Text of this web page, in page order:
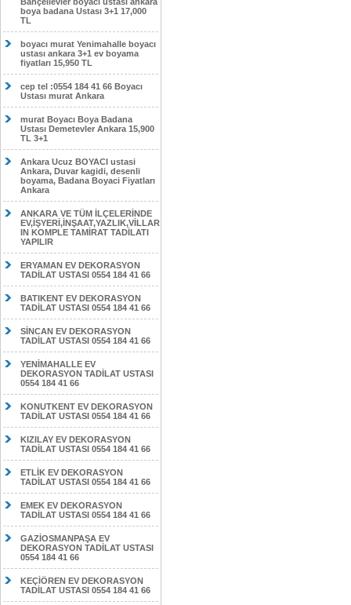
boya badana Ustası 3+1 17,000
TL
boyacı murat Yenimahalle boyacı
ustası ankara 3+1 ev boyama
fiyatları 15,950 TL
cep tel :0554 184 41 66 Boyacı
Ustası murat Ankara
murat Boyacı Boya Badana
Ustası Demetevler Ankara 15,900
TL 3+1
Ankara Ucuz BOYACI ustasi
Ankara, Duvar kagidi, desenli
boyama, Badana Boyaci Fiyatları
Ankara
ANKARA VE TÜM İLÇELERİNDE
EV,İŞYERİ,İNŞAAT,YAZLIK,VİLLAR
IN KOMPLE TAMİRAT TADİLATI
YAPILIR
ERYAMAN EV DEKORASYON
TADİLAT USTASI 0554 184 41 66
BATIKENT EV DEKORASYON
TADİLAT USTASI 0554 184 41 66
SİNCAN EV DEKORASYON
TADİLAT USTASI 0554 184 41 66
YENİMAHALLE EV
DEKORASYON TADİLAT USTASI
0554 184 41 66
KONUTKENT EV DEKORASYON
TADİLAT USTASI 0554 184 41 66
KIZILAY EV DEKORASYON
TADİLAT USTASI 0554 184 41 66
ETLİK EV DEKORASYON
TADİLAT USTASI 0554 184 41 66
EMEK EV DEKORASYON
TADİLAT USTASI 0554 184 41 66
GAZİOSMANPAŞA EV
DEKORASYON TADİLAT USTASI
0554 184 41 66
KEÇİÖREN EV DEKORASYON
TADİLAT USTASI 0554 184 41 66